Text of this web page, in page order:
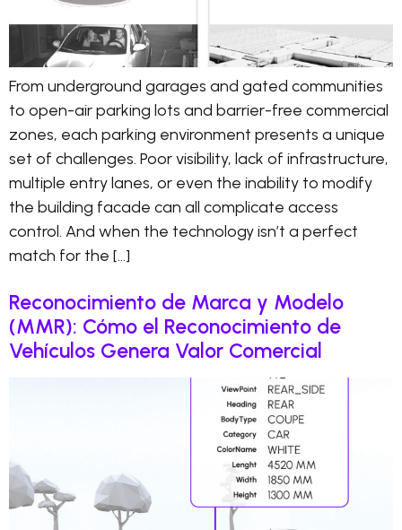
From underground garages and gated communities
to open-air parking lots and barrier-free commercial
zones, each parking environment presents a unique
set of challenges. Poor visibility, lack of infrastructure,
multiple entry lanes, or even the inability to modify
the building facade can all complicate access
control. And when the technology isn’t a perfect
match for the […]
Reconocimiento de Marca y Modelo
(MMR): Cómo el Reconocimiento de
Vehículos Genera Valor Comercial